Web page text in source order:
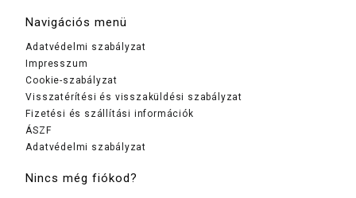
Navigációs menü
Adatvédelmi szabályzat
Impresszum
Cookie-szabályzat
Visszatérítési és visszaküldési szabályzat
Fizetési és szállítási információk
ÁSZF
Adatvédelmi szabályzat
Nincs még fiókod?